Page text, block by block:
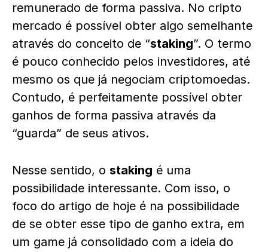
remunerado de forma passiva. No cripto
mercado é possível obter algo semelhante
através do conceito de “staking”. O termo
é pouco conhecido pelos investidores, até
mesmo os que já negociam criptomoedas.
Contudo, é perfeitamente possível obter
ganhos de forma passiva através da
“guarda” de seus ativos.
Nesse sentido, o staking é uma
possibilidade interessante. Com isso, o
foco do artigo de hoje é na possibilidade
de se obter esse tipo de ganho extra, em
um game já consolidado com a ideia do